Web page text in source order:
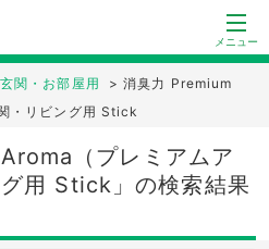
メニュー
玄関・お部屋用 > 消臭力 Premium
・リビング用 Stick
（プレミアムア
用 Stick」の検索結果